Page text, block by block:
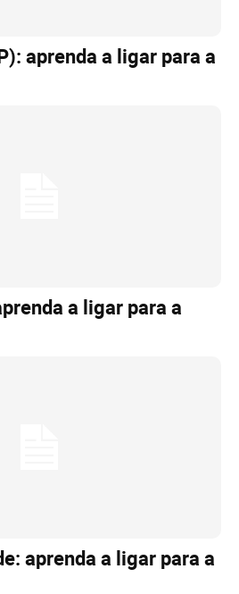
aprenda a ligar para a
a ligar para a
aprenda a ligar para a